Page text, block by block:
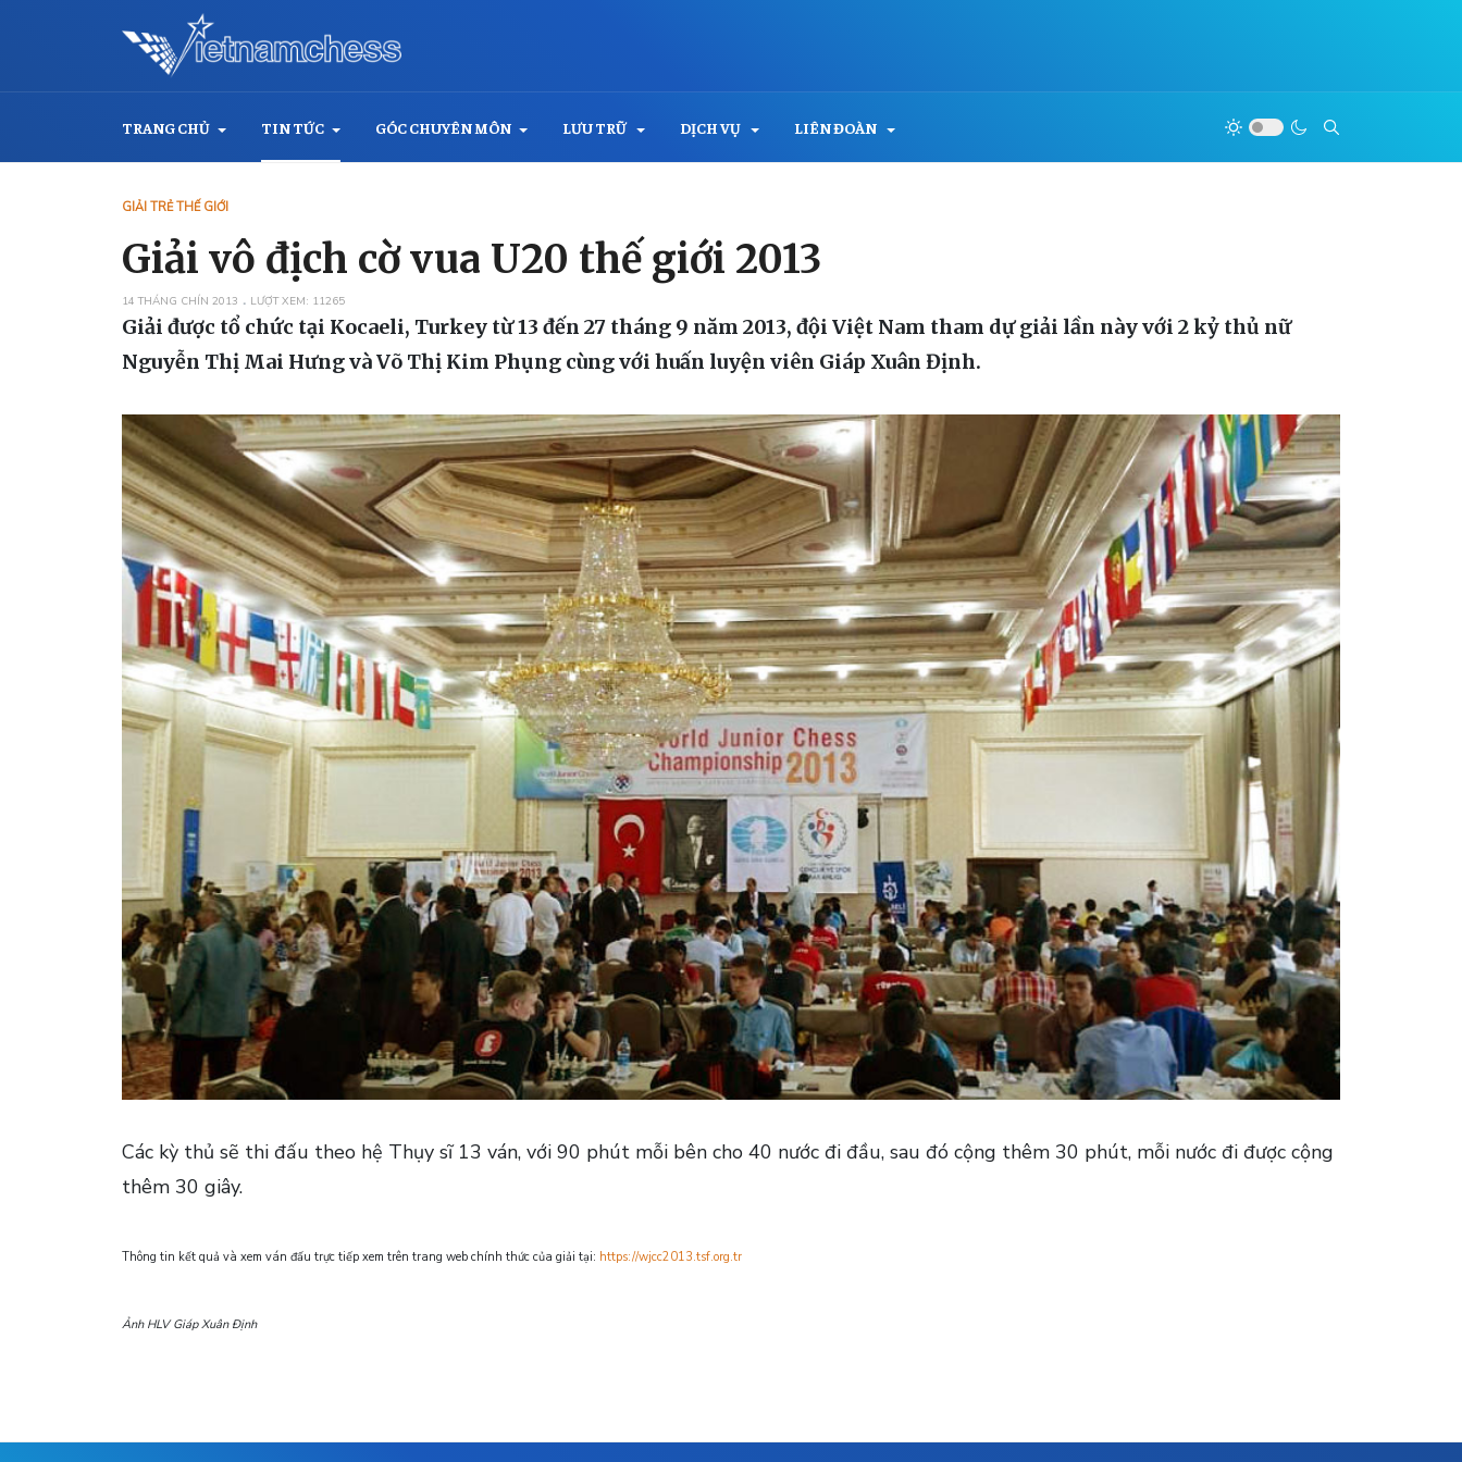
TRANG CHỦ TIN TỨC GÓC CHUYÊN MÔN LƯU TRỮ DỊCH VỤ LIÊN ĐOÀN
GIẢI TRẺ THẾ GIỚI
Giải vô địch cờ vua U20 thế giới 2013
14 THÁNG CHÍN 2013 LƯỢT XEM: 11265
Giải được tổ chức tại Kocaeli, Turkey từ 13 đến 27 tháng 9 năm 2013, đội Việt Nam tham dự giải lần này với 2 kỷ thủ nữ
Nguyễn Thị Mai Hưng và Võ Thị Kim Phụng cùng với huấn luyện viên Giáp Xuân Định.
Các kỳ thủ sẽ thi đấu theo hệ Thụy sĩ 13 ván, với 90 phút mỗi bên cho 40 nước đi đầu, sau đó cộng thêm 30 phút, mỗi nước đi được cộng
thêm 30 giây.
Thông tin kết quả và xem ván đấu trực tiếp xem trên trang web chính thức của giải tại: https://wjcc2013.tsf.org.tr
Ảnh HLV Giáp Xuân Định